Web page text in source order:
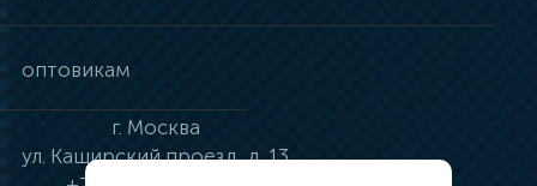
оптовикам
г. Москва
ул. Каширский проезд, д. 13